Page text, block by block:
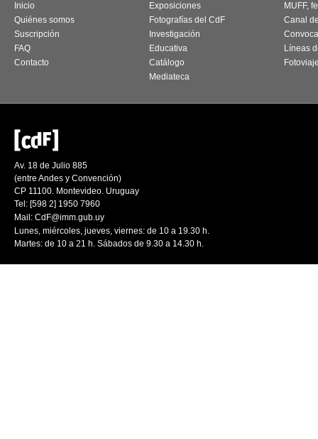
Inicio
Quiénes somos
Suscripción
FAQ
Contacto
Exposiciones
Fotografías del CdF
Investigación
Educativa
Catálogo
Mediateca
MUFF,
Canal
Líneas
Av. 18 de Julio 885
(entre Andes y Convención)
CP 11100. Montevideo. Uruguay
Tel: [598 2] 1950 7960
Mail: CdF@imm.gub.uy
Lunes, miércoles, jueves, viernes: de 10 a 19.30 h.
Martes: de 10 a 21 h. Sábados de 9.30 a 14.30 h.